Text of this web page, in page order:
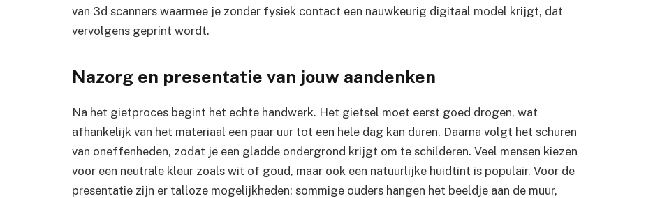
van 3d scanners waarmee je zonder fysiek contact een nauwkeurig digitaal model krijgt, dat
vervolgens geprint wordt.
Nazorg en presentatie van jouw aandenken
Na het gietproces begint het echte handwerk. Het gietsel moet eerst goed drogen, wat
afhankelijk van het materiaal een paar uur tot een hele dag kan duren. Daarna volgt het schuren
van oneffenheden, zodat je een gladde ondergrond krijgt om te schilderen. Veel mensen kiezen
voor een neutrale kleur zoals wit of goud, maar ook een natuurlijke huidtint is populair. Voor de
presentatie zijn er talloze mogelijkheden: sommige ouders hangen het beeldje aan de muur,